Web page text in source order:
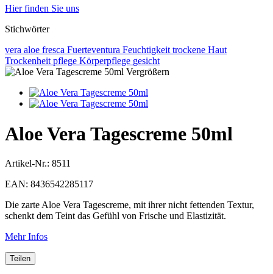
Hier finden Sie uns
Stichwörter
vera aloe fresca Fuerteventura Feuchtigkeit trockene Haut
Trockenheit pflege Körperpflege gesicht
Vergrößern
Aloe Vera Tagescreme 50ml
Artikel-Nr.: 8511
EAN: 8436542285117
Die zarte Aloe Vera Tagescreme, mit ihrer nicht fettenden Textur,
schenkt dem Teint das Gefühl von Frische und Elastizität.
Mehr Infos
Teilen